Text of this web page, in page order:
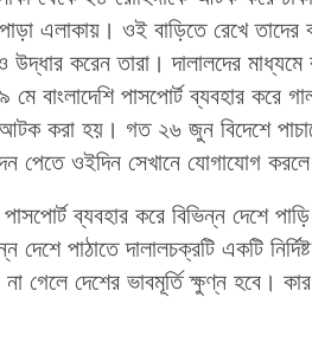
এলাকায়। ওই বাড়িতে রেখে তাদের
করেন তারা। দালালদের মাধ্যমে
পাসপোর্ট ব্যবহার করে
আটক করা হয়। গত ২৬ জুন বিদেশে
পেতে ওইদিন সেখানে যোগাযোগ
পাসপোর্ট ব্যবহার করে বিভিন্ন দেশে
দেশে পাঠাতে দালালচক্রটি একটি
গেলে দেশের ভাবমূর্তি ক্ষুণ্ন হবে।